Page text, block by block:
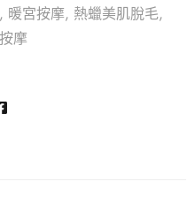
暖宮按摩 熱蠟美肌脫毛
摩